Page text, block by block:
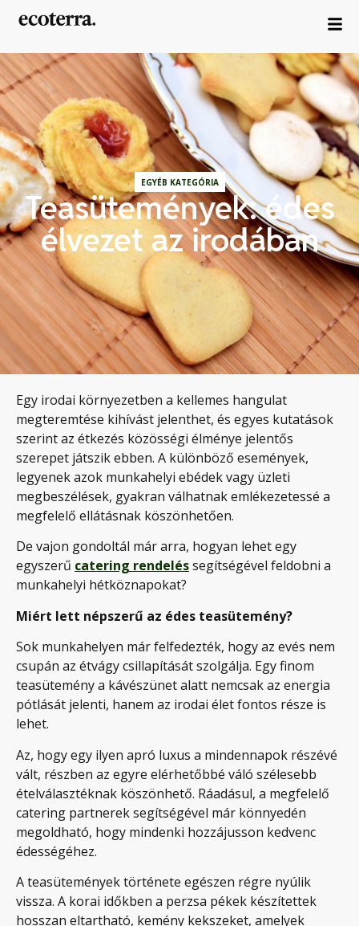
EGYÉB KATEGÓRIA
Teasütemények: édes
élvezet az irodában
Egy irodai környezetben a kellemes hangulat
megteremtése kihívást jelenthet, és egyes kutatások
szerint az étkezés közösségi élménye jelentős
szerepet játszik ebben. A különböző események,
legyenek azok munkahelyi ebédek vagy üzleti
megbeszélések, gyakran válhatnak emlékezetessé a
megfelelő ellátásnak köszönhetően.
De vajon gondoltál már arra, hogyan lehet egy
egyszerű catering rendeléssegítségével feldobni a
munkahelyi hétköznapokat?
Miért lett népszerű az édes teasütemény?
Sok munkahelyen már felfedezték, hogy az evés nem
csupán az étvágy csillapítását szolgálja. Egy finom
teasütemény a kávészünet alatt nemcsak az energia
pótlását jelenti, hanem az irodai élet fontos része is
lehet.
Az, hogy egy ilyen apró luxus a mindennapok részévé
vált, részben az egyre elérhetőbbé váló szélesebb
ételválasztéknak köszönhető. Ráadásul, a megfelelő
catering partnerek segítségével már könnyedén
megoldható, hogy mindenki hozzájusson kedvenc
édességéhez.
A teasütemények története egészen régre nyúlik
vissza. A korai időkben a perzsa pékek készítettek
hosszan eltartható, kemény kekszeket, amelyek